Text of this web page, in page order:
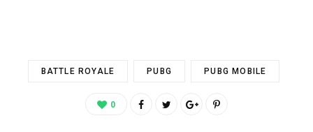
BATTLE ROYALE PUBG PUBG MOBILE
0